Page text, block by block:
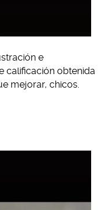
e
calificación obtenida
mejorar, chicos.